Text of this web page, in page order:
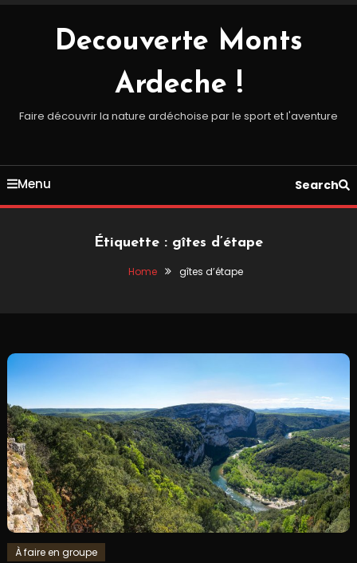
Decouverte Monts
Ardeche !
Faire découvrir la nature ardéchoise par le sport et l'aventure
Menu Search
Étiquette : gîtes d’étape
Home gîtes d’étape
À faire en groupe